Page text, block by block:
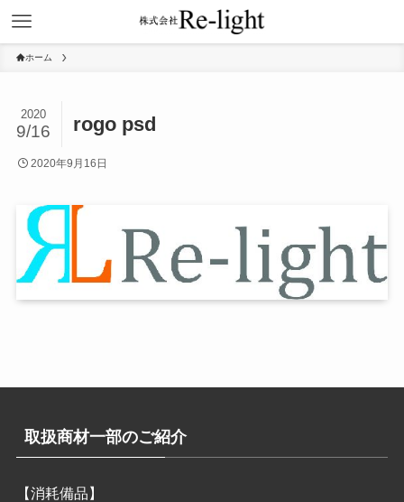
ホーム
rogo psd
2020
9/16
2020年9月16日
取扱商材一部のご紹介
【消耗備品】